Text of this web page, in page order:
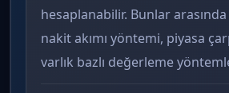
hesaplanabilir. Bunlar
nakit akımı yöntemi, piyasa
varlık bazlı değerleme